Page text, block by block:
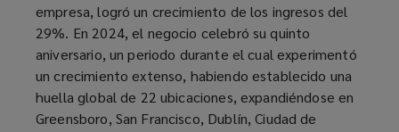
empresa, logró un crecimiento de los ingresos del
29%. En 2024, el negocio celebró su quinto
aniversario, un periodo durante el cual experimentó
un crecimiento extenso, habiendo establecido una
huella global de 22 ubicaciones, expandiéndose en
Greensboro, San Francisco, Dublín, Ciudad de